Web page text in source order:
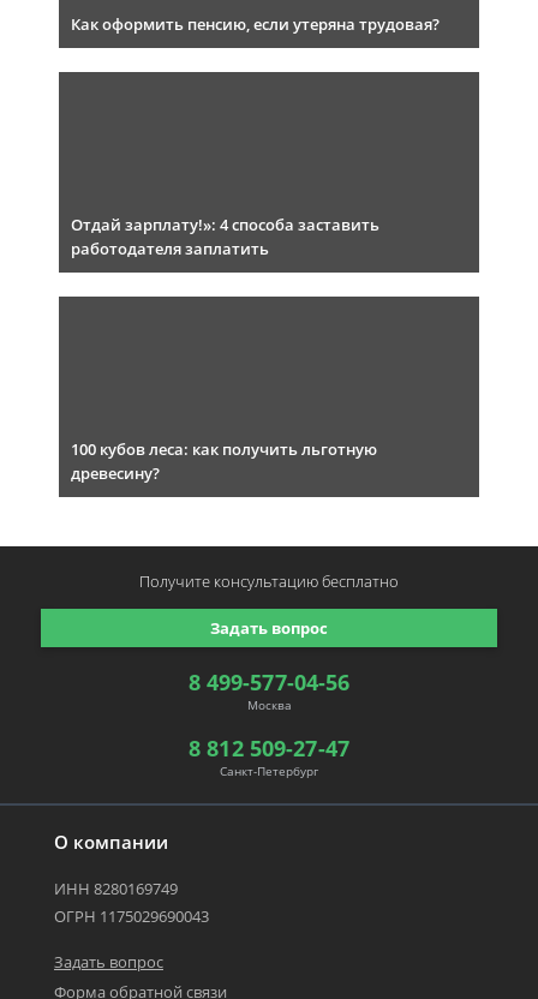
Как оформить пенсию, если утеряна трудовая?
Отдай зарплату!»: 4 способа заставить
работодателя заплатить
100 кубов леса: как получить льготную
древесину?
О компании
ИНН 8280169749
ОГРН 1175029690043
Задать вопрос
Форма обратной связи
8 499-577-04-56
Москва
8 812 509-27-47
Санкт-Петербург
Задать вопрос
Получите консультациюбесплатно